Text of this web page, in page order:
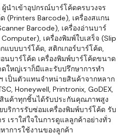
ผู้นำเข้าอุปกรณ์บาร์โค้ดครบวงจร
(Printers Barcode), เครื่องสแกน
Barcode), เครื่องอ่านบาร์
เครื่องพิมพ์ใบเสร็จ (Slip
แบบบาร์โค้ด, สติกเกอร์บาร์โค้ด,
นบาร์โค้ด เครื่องพิมพ์บาร์โค้ดขนาด
ใหญ่เราก็มีและรับปรึกษาการทำ
เป็นตัวแทนจำหน่ายสินค้าจากหลาก
Honeywell, Printronix, GoDEX,
สินค้าทุกชิ้นได้รับประกันคุณภาพสูง
ริการรับซ่อมเครื่องพิมพ์บาร์โค้ด รับ
เราใส่ใจในการดูแลลูกค้าอย่างทั่ว
าการใช้งานของลูกค้า